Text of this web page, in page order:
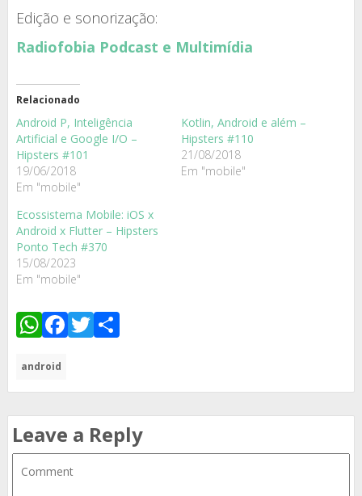
Edição e sonorização:
Radiofobia Podcast e Multimídia
Relacionado
Android P, Inteligência
Artificial e Google I/O –
Hipsters #101
19/06/2018
Em "mobile"
Kotlin, Android e além –
Hipsters #110
21/08/2018
Em "mobile"
Ecossistema Mobile: iOS x
Android x Flutter – Hipsters
Ponto Tech #370
15/08/2023
Em "mobile"
WhatsApp
Facebook
Twitter
android
Leave a Reply